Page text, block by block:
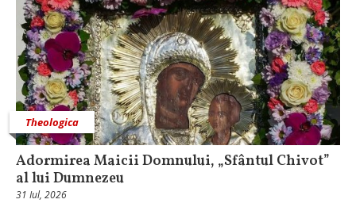
Theologica
Adormirea Maicii Domnului, „Sfântul Chivot”
al lui Dumnezeu
31 Iul, 2026